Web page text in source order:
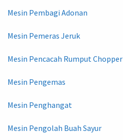
Mesin Pembagi Adonan
Mesin Pemeras Jeruk
Mesin Pencacah Rumput Chopper
Mesin Pengemas
Mesin Penghangat
Mesin Pengolah Buah Sayur